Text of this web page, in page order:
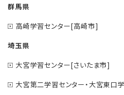
群馬県
高崎学習センター[高崎市]
埼玉県
大宮学習センター[さいたま市]
大宮第二学習センター・大宮東口